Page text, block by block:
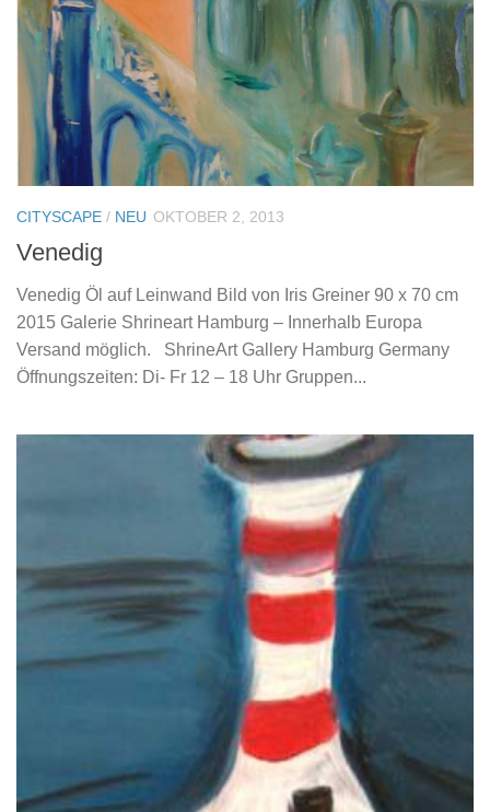
CITYSCAPE / NEU OKTOBER 2, 2013
Venedig
Venedig Öl auf Leinwand Bild von Iris Greiner 90 x 70 cm
2015 Galerie Shrineart Hamburg – Innerhalb Europa
Versand möglich. ShrineArt Gallery Hamburg Germany
Öffnungszeiten: Di- Fr 12 – 18 Uhr Gruppen...